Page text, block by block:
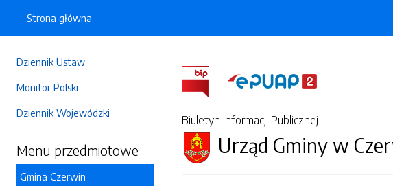
Dziennik Ustaw
Monitor Polski
Dziennik Wojewódzki
Menu przedmiotowe
Gmina Czerwin
Strona główna
Biuletyn Informacji Publicznej
Urząd Gminy w